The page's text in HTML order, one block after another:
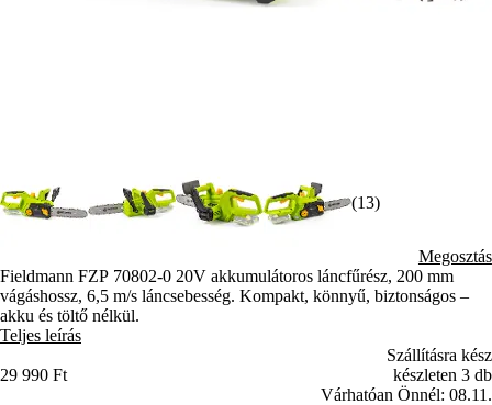
(13)
Megosztás
Fieldmann FZP 70802-0 20V akkumulátoros láncfűrész, 200 mm
vágáshossz, 6,5 m/s láncsebesség. Kompakt, könnyű, biztonságos –
akku és töltő nélkül.
Teljes leírás
29 990 Ft
Szállításra kész
készleten 3 db
Várhatóan Önnél: 08.11.